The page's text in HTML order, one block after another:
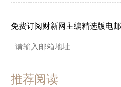
免费订阅财新网主编精选版电邮
推荐阅读